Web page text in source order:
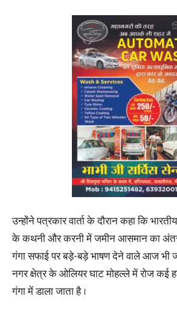
उन्होंने पत्रकार वार्ता के दौरान कहा कि
के कथनी और करनी में जमीन आसमान का
गंगा सफाई पर बड़े-बड़े भाषण देने वाले आज
नगर क्षेत्र के ओलियर घाट मोहल्ले में रोज कई
गंगा में डाला जाता है ।